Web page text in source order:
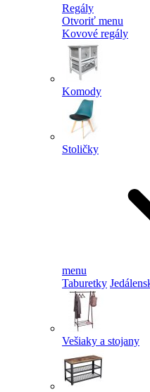
Regály
Otvoriť menu
Kovové regály
Komody
Stoličky
menu
Taburetky
Vešiaky a stojany